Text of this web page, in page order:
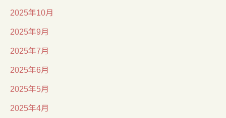
2025年10月
2025年9月
2025年7月
2025年6月
2025年5月
2025年4月